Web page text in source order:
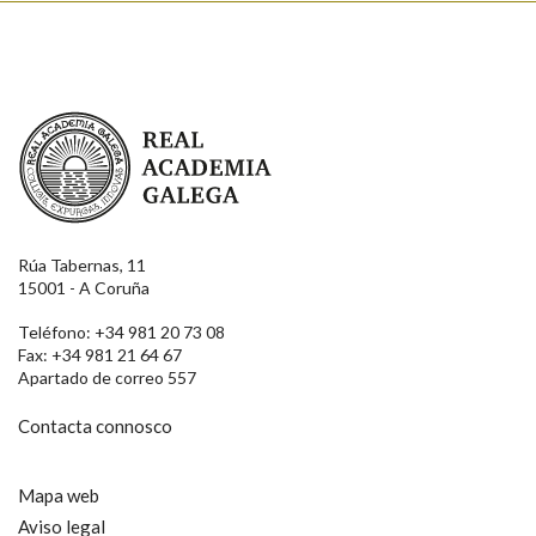
Real Academia Galega
Rúa Tabernas, 11
15001 - A Coruña
Teléfono: +34 981 20 73 08
Fax: +34 981 21 64 67
Apartado de correo 557
Contacta connosco
Mapa web
Aviso legal